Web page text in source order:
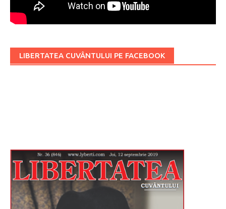
LIBERTATEA CUVÂNTULUI PE FACEBOOK